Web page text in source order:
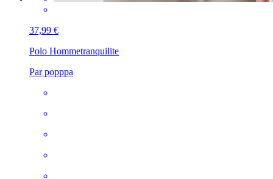
37,99 €
Polo Hommetranquilite
Par popppa